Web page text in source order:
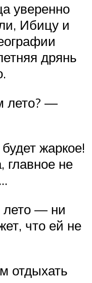
уверенно
Ибицу и
дрянь
лето? —
жаркое!
не
— ни
что ей не
отдыхать